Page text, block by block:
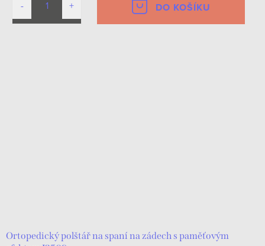
DO KOŠÍKU
Ortopedický polštář na spaní na zádech s paměťovým